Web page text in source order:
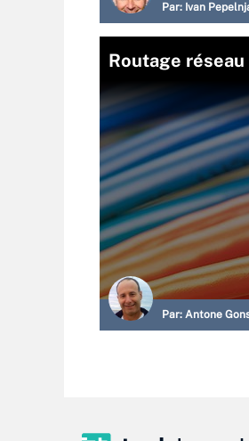
Par: Ivan
Routage
Par: Antone